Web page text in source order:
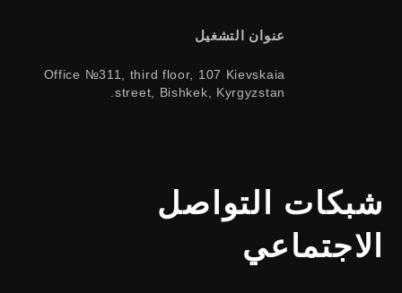
عنوان التشغيل
Office №311, third floor, 107 Kievskaia
street, Bishkek, Kyrgyzstan.
شبكات التواصل
الاجتماعي